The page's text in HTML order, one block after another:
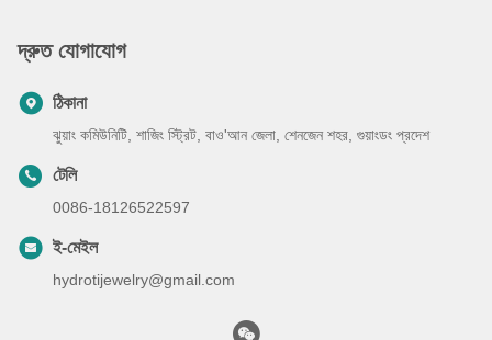
দ্রুত যোগাযোগ
ঠিকানা
ঝুয়াং কমিউনিটি, শাজিং স্ট্রিট, বাও'আন জেলা, শেনজেন শহর, গুয়াংডং প্রদেশ
টেলি
0086-18126522597
ই-মেইল
hydrotijewelry@gmail.com